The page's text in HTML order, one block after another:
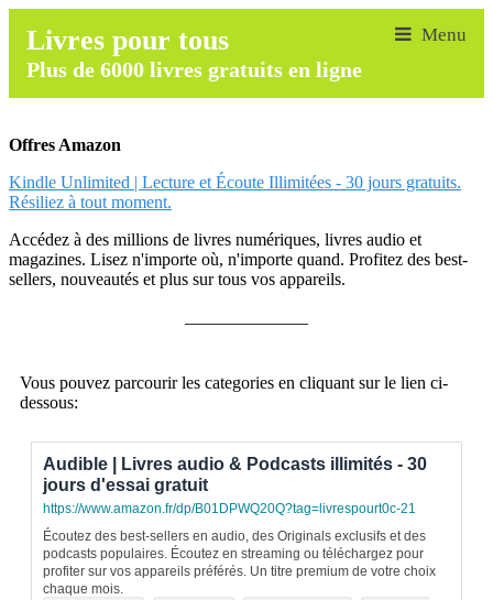
Livres pour tous
Plus de 6000 livres gratuits en ligne
Offres Amazon
Kindle Unlimited | Lecture et Écoute Illimitées - 30 jours gratuits.
Résiliez à tout moment.
Accédez à des millions de livres numériques, livres audio et
magazines. Lisez n'importe où, n'importe quand. Profitez des best-
sellers, nouveautés et plus sur tous vos appareils.
Vous pouvez parcourir les categories en cliquant sur le lien ci-
dessous:
Audible | Livres audio & Podcasts illimités - 30
jours d'essai gratuit
https://www.amazon.fr/dp/B01DPWQ20Q?tag=livrespourt0c-21
Écoutez des best-sellers en audio, des Originals exclusifs et des
podcasts populaires. Écoutez en streaming ou téléchargez pour
profiter sur vos appareils préférés. Un titre premium de votre choix
chaque mois.